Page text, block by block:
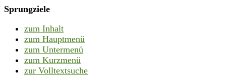
Sprungziele
zum Inhalt
zum Hauptmenü
zum Untermenü
zum Kurzmenü
zur Volltextsuche